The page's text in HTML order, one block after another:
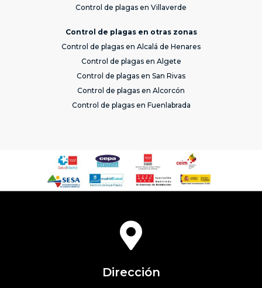
Control de plagas en Villaverde
Control de plagas en otras zonas
Control de plagas en Alcalá de Henares
Control de plagas en Algete
Control de plagas en San Rivas
Control de plagas en Alcorcón
Control de plagas en Fuenlabrada
Dirección